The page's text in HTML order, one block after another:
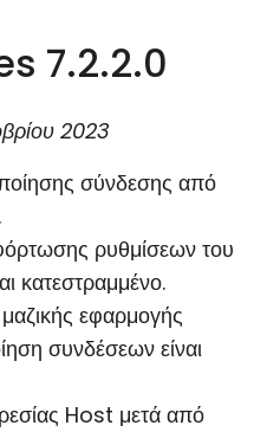
7.2.2.0
2023
σύνδεσης από
ρυθμίσεων του
κατεστραμμένο.
εφαρμογής
συνδέσεων είναι
Host μετά από